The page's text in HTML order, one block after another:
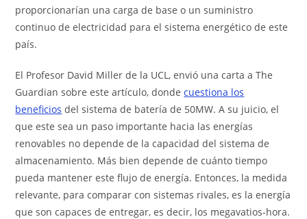
proporcionarían una carga de base o un suministro
continuo de electricidad para el sistema energético de este
país.
El Profesor David Miller de la UCL, envió una carta a The
Guardian sobre este artículo, dondecuestiona los
beneficios del sistema de batería de 50MW. A su juicio, el
que este sea un paso importante hacia las energías
renovables no depende de la capacidad del sistema de
almacenamiento. Más bien depende de cuánto tiempo
pueda mantener este flujo de energía. Entonces, la medida
relevante, para comparar con sistemas rivales, es la energía
que son capaces de entregar, es decir, los megavatios-hora.